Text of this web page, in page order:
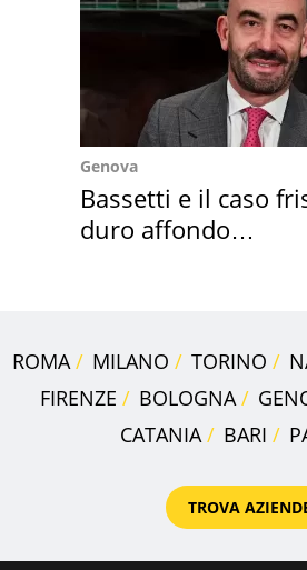
Genova
Bassetti e il caso
duro affondo
ROMA MILANO TORINO
FIRENZE
BOLOGNA
CATANIA
BARI
TROVA